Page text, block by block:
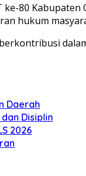
80
hukum
Daerah
Disiplin
2026